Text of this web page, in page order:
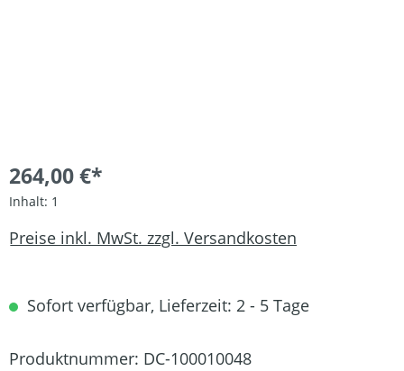
264,00 €*
Inhalt: 1
Preise inkl. MwSt. zzgl. Versandkosten
Sofort verfügbar, Lieferzeit: 2 - 5 Tage
Produktnummer: DC-100010048